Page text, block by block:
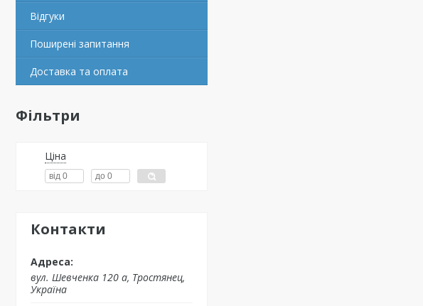
Відгуки
Поширені запитання
Доставка та оплата
Фільтри
Ціна
Контакти
вул. Шевченка 120 а, Тростянец,
Україна